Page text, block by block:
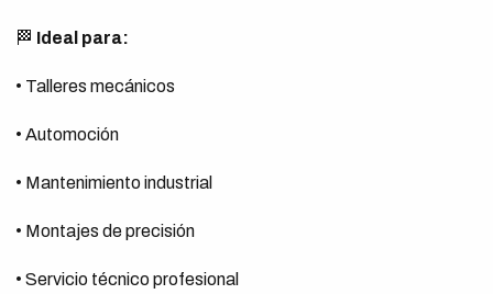
🏁 Ideal para:
• Talleres mecánicos
• Automoción
• Mantenimiento industrial
• Montajes de precisión
• Servicio técnico profesional